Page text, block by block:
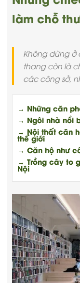
làm chỗ
Không dừng ở
thang còn là
các công sở,
→ Những căn
→ Ngôi nhà nổi
→ Nội thất căn
thế giới
→ Căn hộ như
→ Trồng cây to
Nội